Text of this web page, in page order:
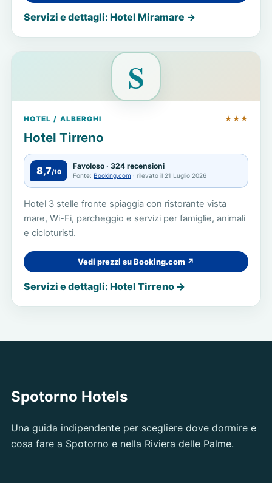
Servizi e dettagli: Hotel Miramare →
S
HOTEL / ALBERGHI ★★★
Hotel Tirreno
8,7/10
Favoloso · 324 recensioni
Fonte: Booking.com · rilevato il 21 Luglio 2026
Hotel 3 stelle fronte spiaggia con ristorante vista
mare, Wi-Fi, parcheggio e servizi per famiglie, animali
e cicloturisti.
Vedi prezzi su Booking.com ↗
Servizi e dettagli: Hotel Tirreno →
Spotorno Hotels
Una guida indipendente per scegliere dove dormire e
cosa fare a Spotorno e nella Riviera delle Palme.